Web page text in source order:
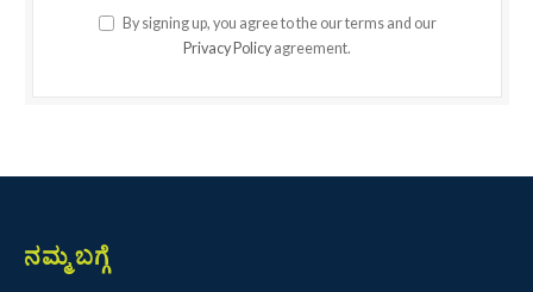
By signing up, you agree to the our terms and our
Privacy Policy agreement.
ನಮ್ಮ ಬಗ್ಗೆ